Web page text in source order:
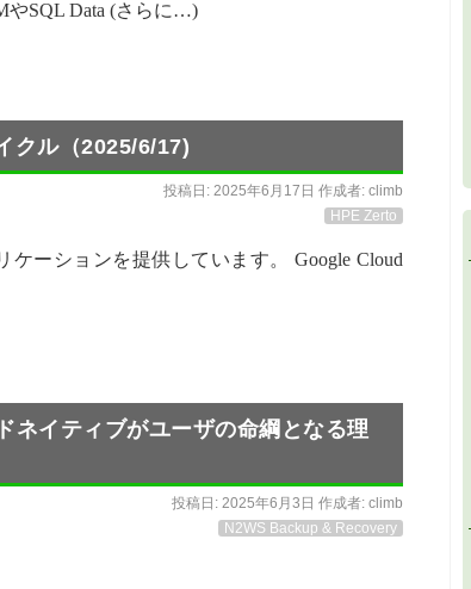
やSQL Data (さらに…)
クル（2025/6/17)
投稿日: 2025年6月17日 作成者: climb
HPE Zerto
ーションを提供しています。 Google Cloud
ネイティブがユーザの命綱となる理
投稿日: 2025年6月3日 作成者: climb
N2WS Backup & Recovery